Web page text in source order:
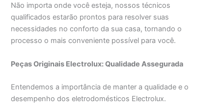
Não importa onde você esteja, nossos técnicos
qualificados estarão prontos para resolver suas
necessidades no conforto da sua casa, tornando o
processo o mais conveniente possível para você.
Peças Originais Electrolux: Qualidade Assegurada
Entendemos a importância de manter a qualidade e o
desempenho dos eletrodomésticos Electrolux.